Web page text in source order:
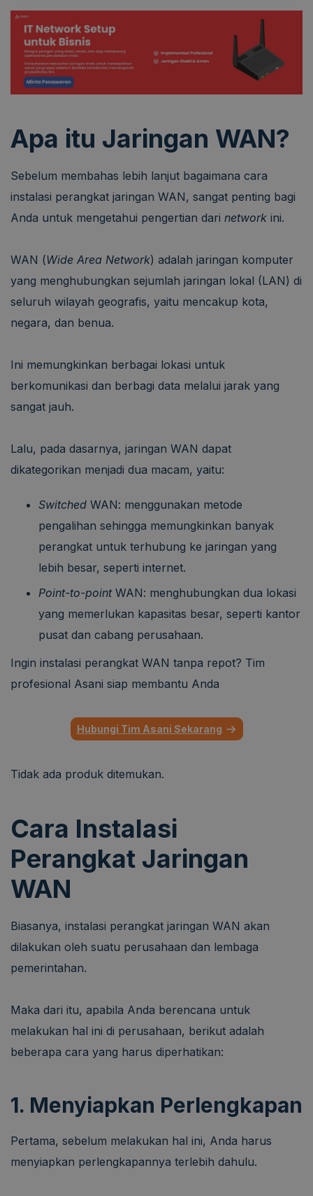
Apa itu Jaringan WAN?
Sebelum membahas lebih lanjut bagaimana cara
instalasi perangkat jaringan WAN, sangat penting bagi
Anda untuk mengetahui pengertian dari network ini.
WAN (Wide Area Network) adalah jaringan komputer
yang menghubungkan sejumlah jaringan lokal (LAN) di
seluruh wilayah geografis, yaitu mencakup kota,
negara, dan benua.
Ini memungkinkan berbagai lokasi untuk
berkomunikasi dan berbagi data melalui jarak yang
sangat jauh.
Lalu, pada dasarnya, jaringan WAN dapat
dikategorikan menjadi dua macam, yaitu:
Switched WAN: menggunakan metode
pengalihan sehingga memungkinkan banyak
perangkat untuk terhubung ke jaringan yang
lebih besar, seperti internet.
Point-to-pointWAN: menghubungkan dua lokasi
yang memerlukan kapasitas besar, seperti kantor
pusat dan cabang perusahaan.
Ingin instalasi perangkat WAN tanpa repot? Tim
profesional Asani siap membantu Anda
Hubungi Tim Asani Sekarang
Tidak ada produk ditemukan.
Cara Instalasi
Perangkat Jaringan
WAN
Biasanya, instalasi perangkat jaringan WAN akan
dilakukan oleh suatu perusahaan dan lembaga
pemerintahan.
Maka dari itu, apabila Anda berencana untuk
melakukan hal ini di perusahaan, berikut adalah
beberapa cara yang harus diperhatikan:
1. Menyiapkan Perlengkapan
Pertama, sebelum melakukan hal ini, Anda harus
menyiapkan perlengkapannya terlebih dahulu.